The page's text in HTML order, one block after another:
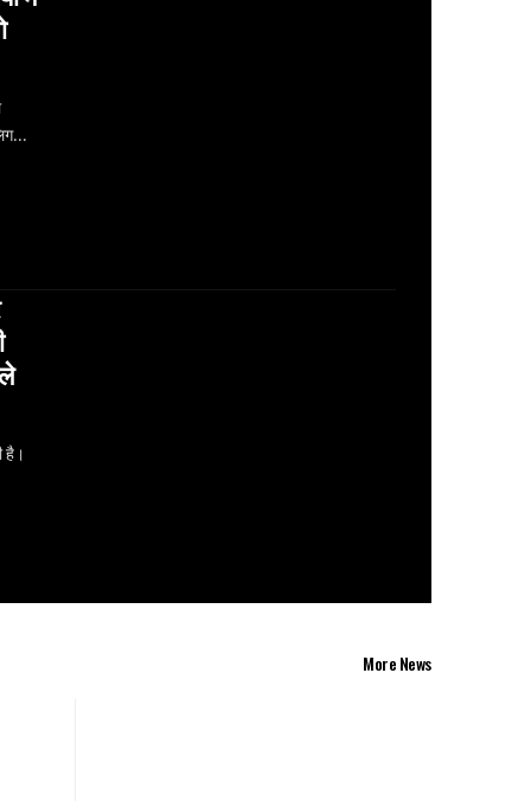
है।
More News